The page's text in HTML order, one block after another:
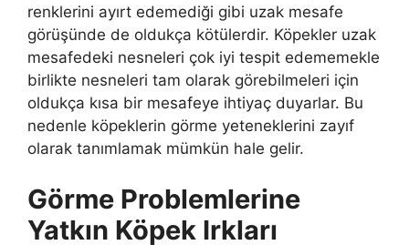
renklerini ayırt edemediği gibi uzak mesafe
görüşünde de oldukça kötülerdir. Köpekler uzak
mesafedeki nesneleri çok iyi tespit edememekle
birlikte nesneleri tam olarak görebilmeleri için
oldukça kısa bir mesafeye ihtiyaç duyarlar. Bu
nedenle köpeklerin görme yeteneklerini zayıf
olarak tanımlamak mümkün hale gelir.
Görme Problemlerine
Yatkın Köpek Irkları